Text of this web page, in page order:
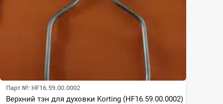
Парт №: HF16.59.00.0002
Верхний тэн для духовки Korting (HF16.59.00.0002)